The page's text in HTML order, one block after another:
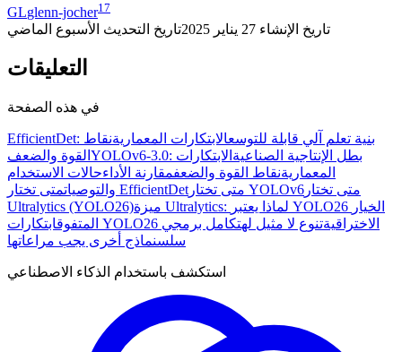
GLglenn-jocher17
تاريخ الإنشاء 27 يناير 2025 تاريخ التحديث الأسبوع الماضي
التعليقات
في هذه الصفحة
EfficientDet: بنية تعلم آلي قابلة للتوسعالابتكارات المعماريةنقاط
القوة والضعف
YOLOv6-3.0: بطل الإنتاجية الصناعية الابتكارات
المعماريةنقاط القوة والضعفمقارنة الأداءحالات الاستخدام
والتوصيات متى تختار EfficientDet متى تختار YOLOv6 متى تختار
Ultralytics (YOLO26)ميزة Ultralytics: لماذا يعتبر YOLO26 الخيار
المتفوق
ابتكارات YOLO26 الاختراقيةتنوع لا مثيل لهتكامل برمجي
سلسنماذج أخرى يجب مراعاتها
استكشف باستخدام الذكاء الاصطناعي